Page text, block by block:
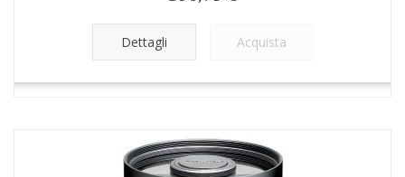
Dettagli Acquista